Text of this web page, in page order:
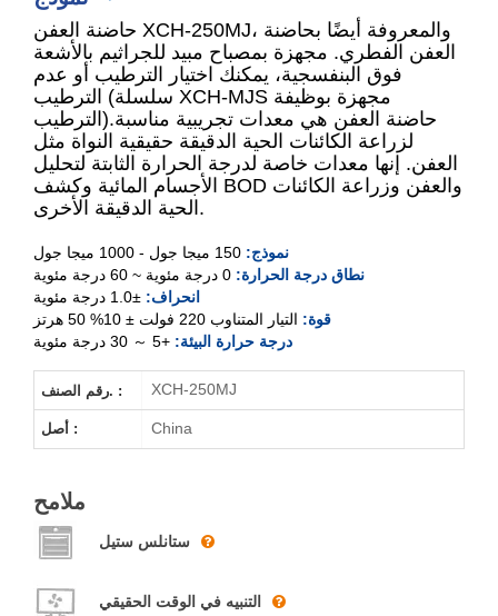
XCH-150MJ
XCH-250MJ
XCH-400MJ
XCH-500MJ
XCH-800MJ
XCH-1000MJ
حاضنة العفن XCH-250MJ، والمعروفة أيضًا بحاضنة
العفن الفطري. مجهزة بمصباح مبيد للجراثيم بالأشعة
فوق البنفسجية، يمكنك اختيار الترطيب أو عدم
الترطيب (سلسلة XCH-MJS مجهزة بوظيفة
الترطيب).حاضنة العفن هي معدات تجريبية مناسبة
لزراعة الكائنات الحية الدقيقة حقيقية النواة مثل
العفن. إنها معدات خاصة لدرجة الحرارة الثابتة لتحليل
الأجسام المائية وكشف BOD والعفن وزراعة الكائنات
الحية الدقيقة الأخرى.
نموذج: 150 ميجا جول - 1000 ميجا جول
نطاق درجة الحرارة: 0 درجة مئوية ~ 60 درجة مئوية
انحراف: ±1.0 درجة مئوية
قوة: التيار المتناوب 220 فولت ± 10% 50 هرتز
درجة حرارة البيئة: +5 ～ 30 درجة مئوية
رقم الصنف. : XCH-250MJ
أصل : China
ملامح
ستانلس ستيل
التنبيه في الوقت الحقيقي